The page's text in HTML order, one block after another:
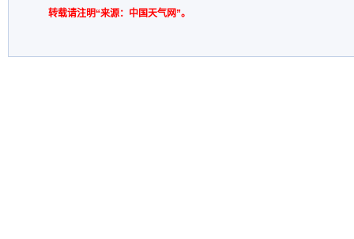
转载请注明“来源：中国天气网”。